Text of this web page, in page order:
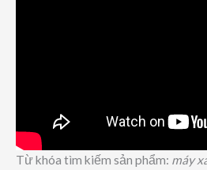
Từ khóa tìm kiếm sản phẩm: máy